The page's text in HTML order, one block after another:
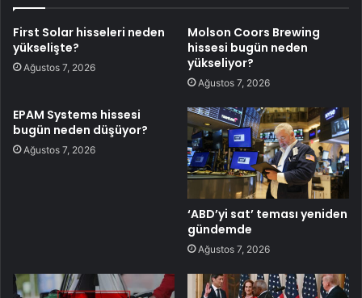
First Solar hisseleri neden
yükselişte?
Ağustos 7, 2026
Molson Coors Brewing
hissesi bugün neden
yükseliyor?
Ağustos 7, 2026
EPAM Systems hissesi
bugün neden düşüyor?
Ağustos 7, 2026
‘ABD’yi sat’ teması yeniden
gündemde
Ağustos 7, 2026